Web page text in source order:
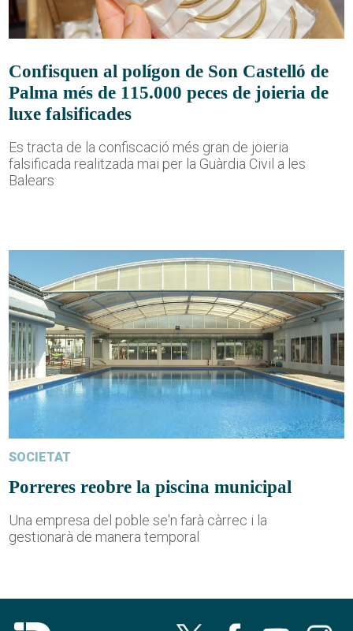
Confisquen al polígon de Son Castelló de
Palma més de 115.000 peces de joieria de
luxe falsificades
Es tracta de la confiscació més gran de joieria
falsificada realitzada mai per la Guàrdia Civil a les
Balears
SOCIETAT
Porreres reobre la piscina municipal
Una empresa del poble se'n farà càrrec i la
gestionarà de manera temporal